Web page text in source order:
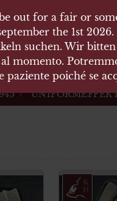
und
out for a fair or
the 1st
suchen. Wir
momento.
paziente poiché se